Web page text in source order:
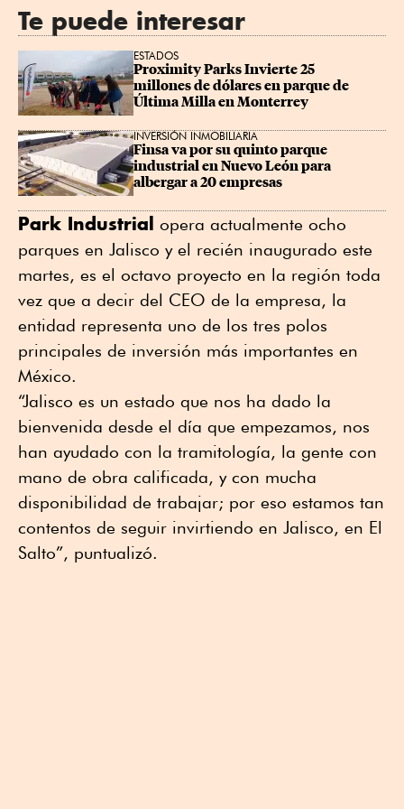
Te puede interesar
ESTADOS
Proximity Parks Invierte 25
millones de dólares en parque de
Última Milla en Monterrey
INVERSIÓN INMOBILIARIA
Finsa va por su quinto parque
industrial en Nuevo León para
albergar a 20 empresas
Park Industrial opera actualmente ocho
parques en Jalisco y el recién inaugurado este
martes, es el octavo proyecto en la región toda
vez que a decir del CEO de la empresa, la
entidad representa uno de los tres polos
principales de inversión más importantes en
México.
“Jalisco es un estado que nos ha dado la
bienvenida desde el día que empezamos, nos
han ayudado con la tramitología, la gente con
mano de obra calificada, y con mucha
disponibilidad de trabajar; por eso estamos tan
contentos de seguir invirtiendo en Jalisco, en El
Salto”, puntualizó.